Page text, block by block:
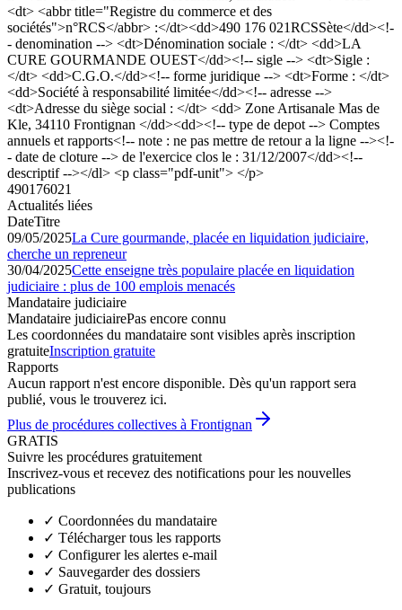
<dt> <abbr title="Registre du commerce et des
sociétés">n°RCS</abbr> :</dt><dd>490 176 021RCSSète</dd><!-
- denomination --> <dt>Dénomination sociale : </dt> <dd>LA
CURE GOURMANDE OUEST</dd><!-- sigle --> <dt>Sigle :
</dt> <dd>C.G.O.</dd><!-- forme juridique --> <dt>Forme : </dt>
<dd>Société à responsabilité limitée</dd><!-- adresse -->
<dt>Adresse du siège social : </dt> <dd> Zone Artisanale Mas de
Kle, 34110 Frontignan </dd><dd><!-- type de depot --> Comptes
annuels et rapports<!-- note : ne pas mettre de retour a la ligne --><!-
- date de cloture --> de l'exercice clos le : 31/12/2007</dd><!--
descriptif --></dl> <p class="pdf-unit"> </p>
490176021
Actualités liées
DateTitre
09/05/2025La Cure gourmande, placée en liquidation judiciaire,
cherche un repreneur
30/04/2025Cette enseigne très populaire placée en liquidation
judiciaire : plus de 100 emplois menacés
Mandataire judiciaire
Mandataire judiciairePas encore connu
Les coordonnées du mandataire sont visibles après inscription
gratuiteInscription gratuite
Rapports
Aucun rapport n'est encore disponible. Dès qu'un rapport sera
publié, vous le trouverez ici.
Plus de procédures collectives à Frontignan
GRATIS
Suivre les procédures gratuitement
Inscrivez-vous et recevez des notifications pour les nouvelles
publications
✓ Coordonnées du mandataire
✓ Télécharger tous les rapports
✓ Configurer les alertes e-mail
✓ Sauvegarder des dossiers
✓ Gratuit, toujours